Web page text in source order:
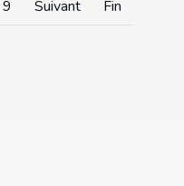
9 Suivant Fin